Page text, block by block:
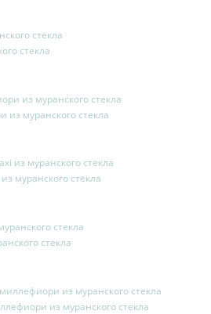
стекла
из муранского стекла
муранского стекла
стекла
из муранского стекла